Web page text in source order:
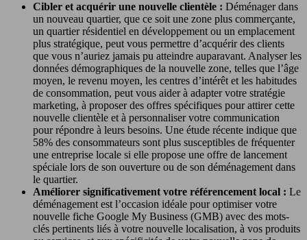
Cibler et acquérir une nouvelle clientèle : Déménager dans
un nouveau quartier, que ce soit une zone plus commerçante,
un quartier résidentiel en développement ou un emplacement
plus stratégique, peut vous permettre d’acquérir des clients
que vous n’auriez jamais pu atteindre auparavant. Analyser les
données démographiques de la nouvelle zone, telles que l’âge
moyen, le revenu moyen, les centres d’intérêt et les habitudes
de consommation, peut vous aider à adapter votre stratégie
marketing, à proposer des offres spécifiques pour attirer cette
nouvelle clientèle et à personnaliser votre communication
pour répondre à leurs besoins. Une étude récente indique que
58% des consommateurs sont plus susceptibles de fréquenter
une entreprise locale si elle propose une offre de lancement
spéciale lors de son ouverture ou de son déménagement dans
le quartier.
Améliorer significativement votre référencement local : Le
déménagement est l’occasion idéale pour optimiser votre
nouvelle fiche Google My Business (GMB) avec des mots-
clés pertinents liés à votre nouvelle localisation, à vos produits